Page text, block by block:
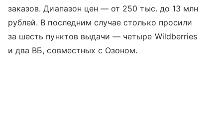
заказов. Диапазон цен — от 250 тыс. до 13 млн
рублей. В последним случае столько просили
за шесть пунктов выдачи — четыре Wildberries
и два ВБ, совместных с Озоном.